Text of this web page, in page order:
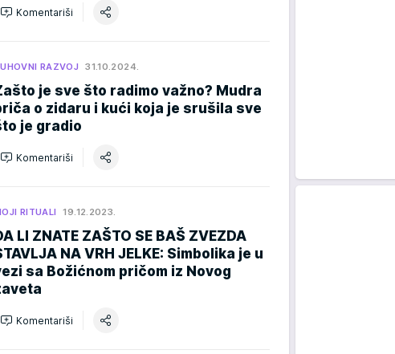
Komentariši
RAZVOJ 31.10.2024.
je sve što radimo važno? Mudra
o zidaru i kući koja je srušila sve
je gradio
Komentariši
RITUALI 19.12.2023.
LI ZNATE ZAŠTO SE BAŠ ZVEZDA
NA VRH JELKE: Simbolika je u
sa Božićnom pričom iz Novog
Komentariši